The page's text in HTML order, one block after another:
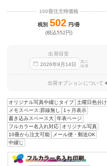
100冊注文時価格
税別 502 円/冊
(税込552円)
出荷目安
2026年9 月14日
迄に
出荷
出荷オプションについて
オリジナル写真中綴じタイプ 土曜日色分け
メモスペース:罫線無し
1ヶ月表示
書き込みスペース大 年表ページ
フルカラー名入れ対応
オリジナル写真
10冊から注文可能
メール便・郵送OK
中綴じ